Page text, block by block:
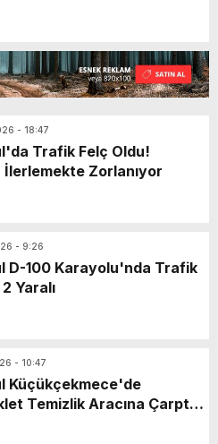
- 18:47
Trafik Felç Oldu!
Zorlanıyor
- 9:26
D-100 Karayolu'nda Trafik
Yaralı
- 10:47
Küçükçekmece'de
Temizlik Aracına Çarptı: